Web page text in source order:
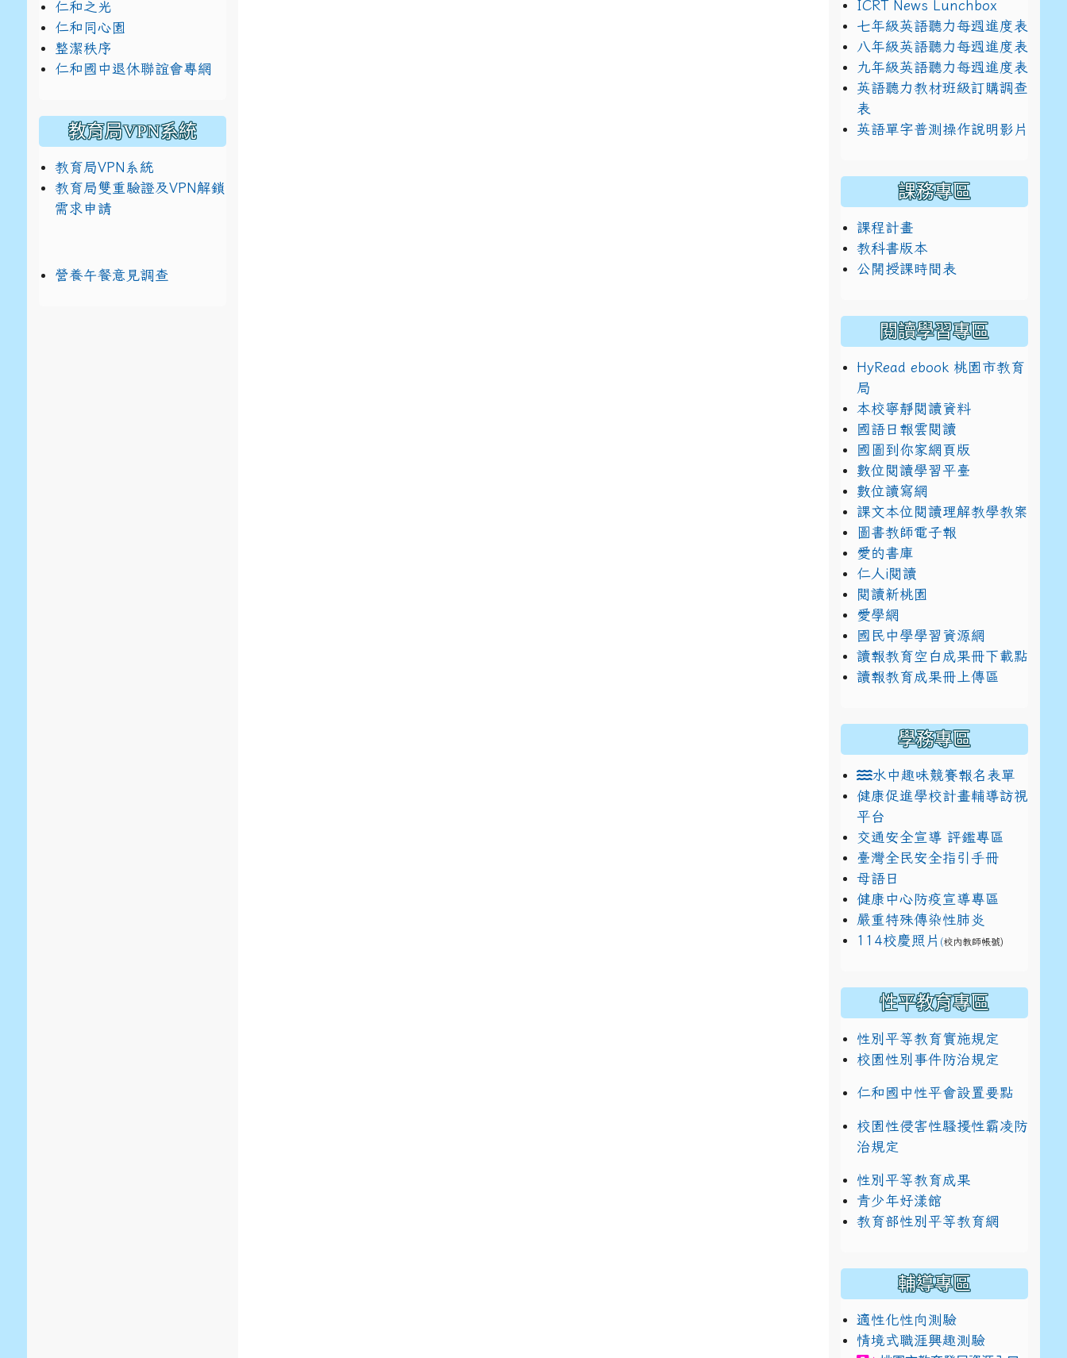
仁和之光
仁和同心園
整潔秩序
仁和國中退休聯誼會專網
教育局VPN系統
教育局VPN系統
教育局雙重驗證及VPN解鎖
需求申請
營養午餐意見調查
ICRT News Lunchbox
七年級英語聽力每週進度表
八年級英語聽力每週進度表
九年級英語聽力每週進度表
英語聽力教材班級訂購調查
表
英語單字普測操作說明影片
課務專區
課程計畫
教科書版本
公開授課時間表
閱讀學習專區
HyRead ebook 桃園市教育
局
本校寧靜閱讀資料
國語日報雲閱讀
國圖到你家網頁版
數位閱讀學習平臺
數位讀寫網
課文本位閱讀理解教學教案
圖書教師電子報
愛的書庫
仁人i閱讀
閱讀新桃園
愛學網
國民中學學習資源網
讀報教育空白成果冊下載點
讀報教育成果冊上傳區
學務專區
水中趣味競賽報名表單
健康促進學校計畫輔導訪視
平台
交通安全宣導 評鑑專區
臺灣全民安全指引手冊
母語日
健康中心防疫宣導專區
嚴重特殊傳染性肺炎
114校慶照片 (校內教師帳號)
性平教育專區
性別平等教育實施規定
校園性別事件防治規定
仁和國中性平會設置要點
校園性侵害性騷擾性霸凌防
治規定
性別平等教育成果
青少年好漾館
教育部性別平等教育網
輔導專區
適性化性向測驗
情境式職涯興趣測驗